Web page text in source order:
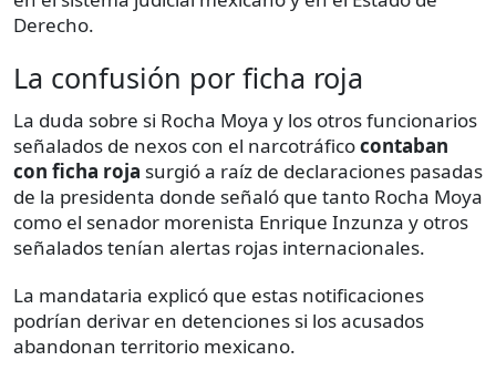
Derecho.
La confusión por ficha roja
La duda sobre si Rocha Moya y los otros funcionarios
señalados de nexos con el narcotráficocontaban
con ficha roja surgió a raíz de declaraciones pasadas
de la presidenta donde señaló que tanto Rocha Moya
como el senador morenista Enrique Inzunza y otros
señalados tenían alertas rojas internacionales.
La mandataria explicó que estas notificaciones
podrían derivar en detenciones si los acusados
abandonan territorio mexicano.